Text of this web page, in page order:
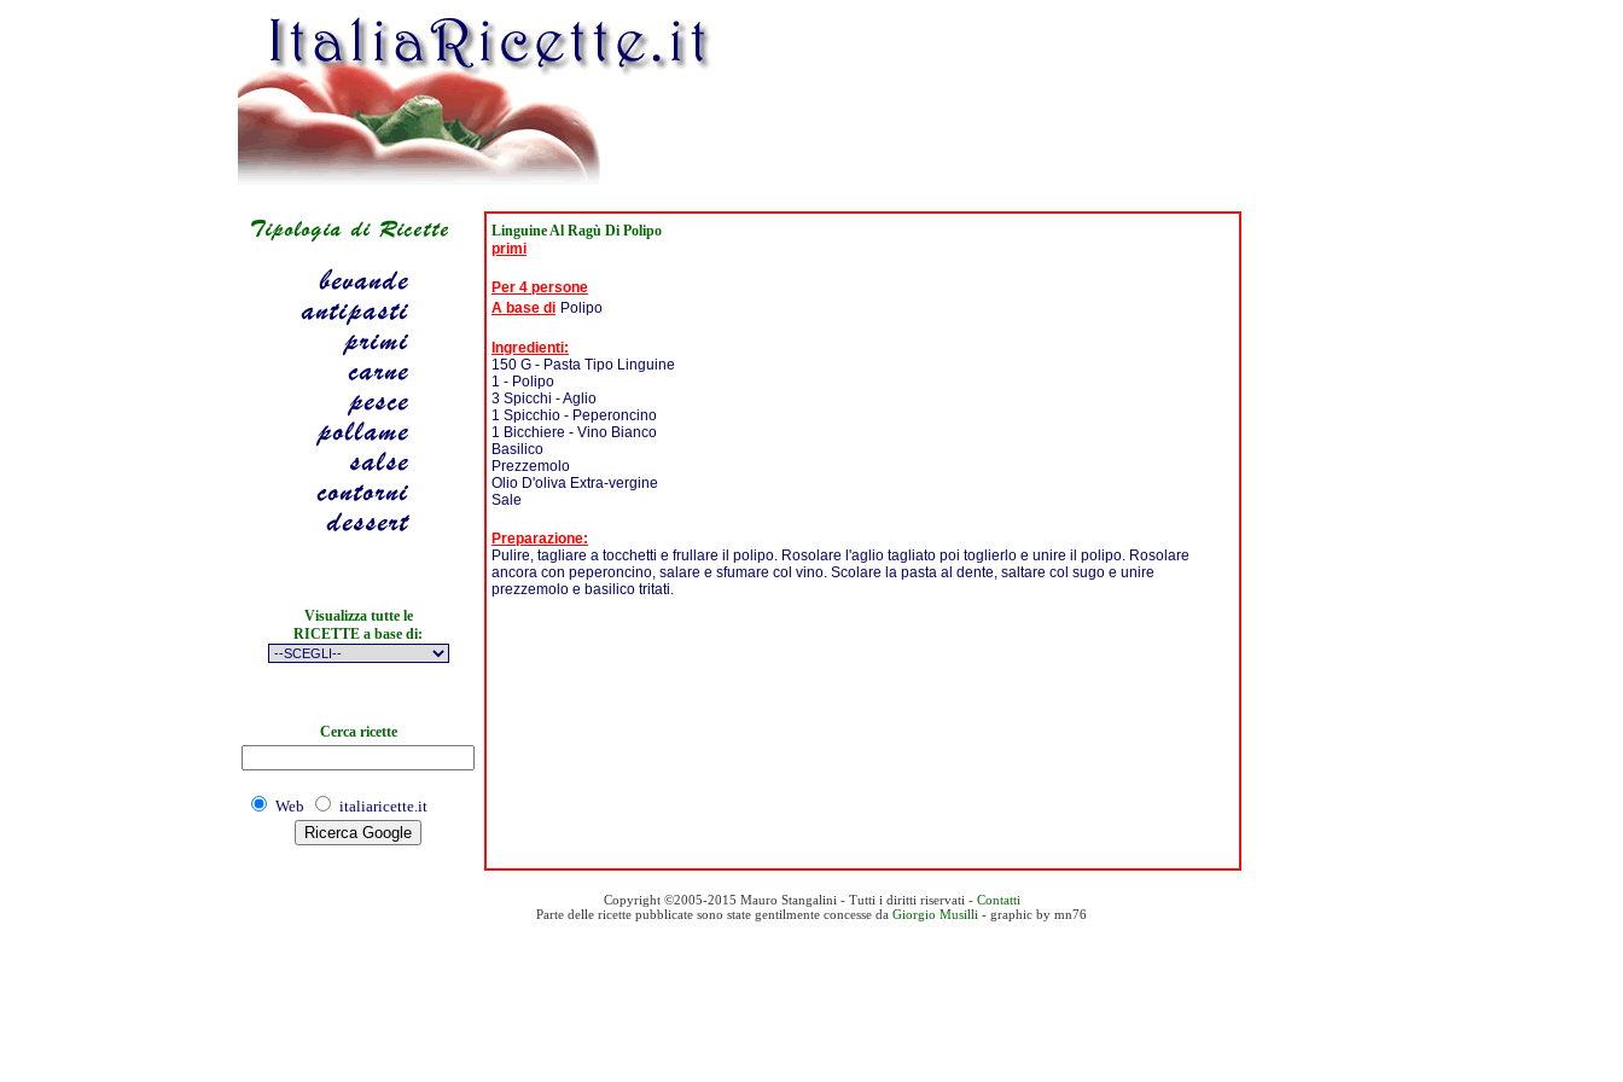
Visualizza tutte le
RICETTE a base di:
Cerca ricette
Web italiaricette.it
Linguine Al Ragù Di Polipo
primi
Per 4 persone
A base di Polipo
Ingredienti:
150 G - Pasta Tipo Linguine
1 - Polipo
3 Spicchi - Aglio
1 Spicchio - Peperoncino
1 Bicchiere - Vino Bianco
Basilico
Prezzemolo
Olio D'oliva Extra-vergine
Sale
Preparazione:
Pulire, tagliare a tocchetti e frullare il polipo. Rosolare l'aglio tagliato poi toglierlo e unire il polipo. Rosolare
ancora con peperoncino, salare e sfumare col vino. Scolare la pasta al dente, saltare col sugo e unire
prezzemolo e basilico tritati.
Copyright ©2005-2015 Mauro Stangalini - Tutti i diritti riservati - Contatti
Parte delle ricette pubblicate sono state gentilmente concesse da Giorgio Musilli - graphic by mn76